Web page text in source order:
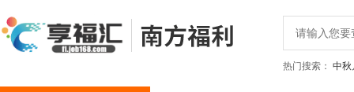
热门搜索： 中秋